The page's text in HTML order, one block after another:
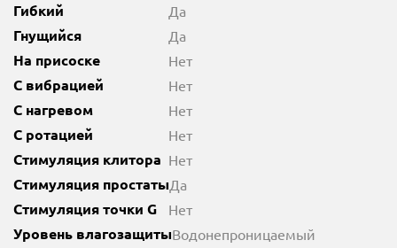
Гибкий Да
Гнущийся Да
На присоске Нет
С вибрацией Нет
С нагревом Нет
С ротацией Нет
Стимуляция клитора Нет
Стимуляция простатыДа
Стимуляция точки G Нет
Уровень влагозащитыВодонепроницаемый